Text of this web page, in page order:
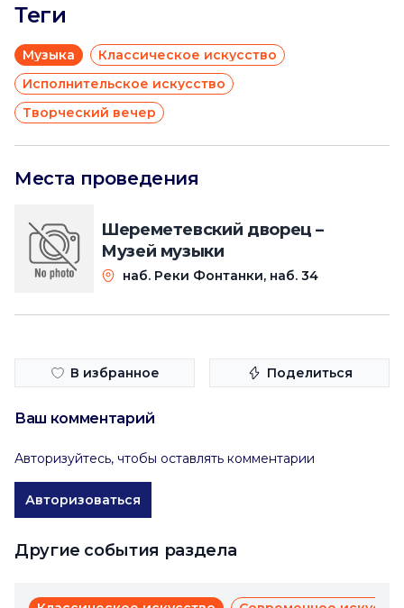
Теги
Музыка
Классическое искусство
Исполнительское искусство
Творческий вечер
Места проведения
Шереметевский дворец –
Музей музыки
наб. Реки Фонтанки, наб. 34
В избранное Поделиться
Ваш комментарий
Авторизуйтесь, чтобы оставлять комментарии
Авторизоваться
Другие события раздела